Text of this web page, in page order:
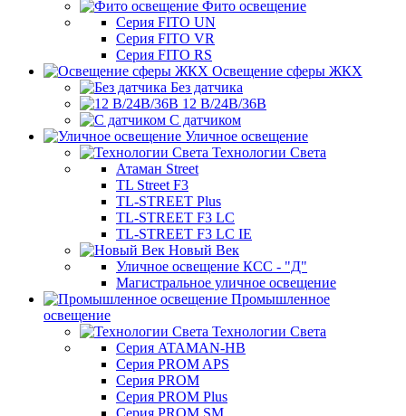
Фито освещение
Серия FITO UN
Серия FITO VR
Серия FITO RS
Освещение сферы ЖКХ
Без датчика
12 В/24В/36В
С датчиком
Уличное освещение
Технологии Света
Атаман Street
TL Street F3
TL-STREET Plus
TL-STREET F3 LC
TL-STREET F3 LC IE
Новый Век
Уличное освещение КСС - "Д"
Магистральное уличное освещение
Промышленное
освещение
Технологии Света
Серия ATAMAN-HB
Серия PROM APS
Серия PROM
Серия PROM Plus
Серия PROM SM